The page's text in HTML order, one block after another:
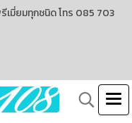
เมี่ยมทุกชนิด โทร 085 703